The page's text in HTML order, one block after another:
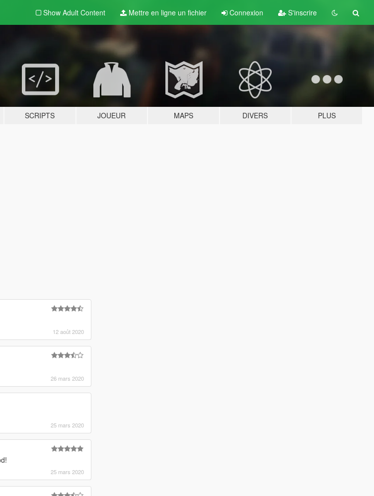
Show Adult Content Mettre en ligne un fichier Connexion S'inscrire
SCRIPTS JOUEUR MAPS DIVERS PLUS
12 août 2020
26 mars 2020
25 mars 2020
25 mars 2020